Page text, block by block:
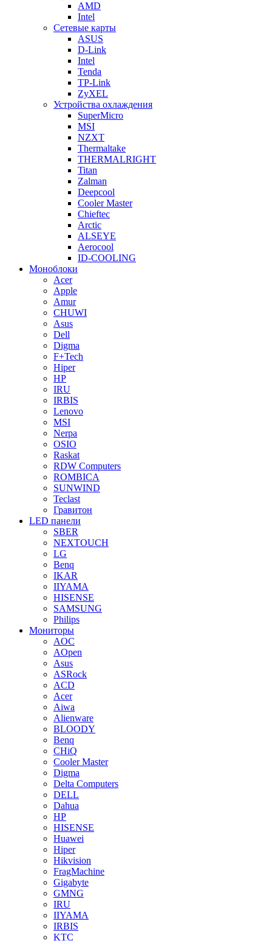
AMD
Intel
Сетевые карты
ASUS
D-Link
Intel
Tenda
TP-Link
ZyXEL
Устройства охлаждения
SuperMicro
MSI
NZXT
Thermaltake
THERMALRIGHT
Titan
Zalman
Deepcool
Cooler Master
Chieftec
Arctic
ALSEYE
Aerocool
ID-COOLING
Моноблоки
Acer
Apple
Amur
CHUWI
Asus
Dell
Digma
F+Tech
Hiper
HP
IRU
IRBIS
Lenovo
MSI
Nerpa
OSIO
Raskat
RDW Computers
ROMBICA
SUNWIND
Teclast
Гравитон
LED панели
SBER
NEXTOUCH
LG
Benq
IKAR
IIYAMA
HISENSE
SAMSUNG
Philips
Мониторы
AOC
AOpen
Asus
ASRock
ACD
Acer
Aiwa
Alienware
BLOODY
Benq
CHiQ
Cooler Master
Digma
Delta Computers
DELL
Dahua
HP
HISENSE
Huawei
Hiper
Hikvision
FragMachine
Gigabyte
GMNG
IRU
IIYAMA
IRBIS
KTC